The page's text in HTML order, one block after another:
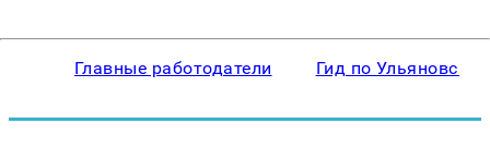
Главные работодатели Гид по Ульяновску